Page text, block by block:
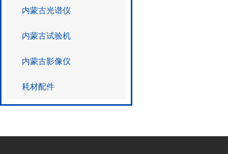
内蒙古光谱仪
内蒙古试验机
内蒙古影像仪
耗材配件